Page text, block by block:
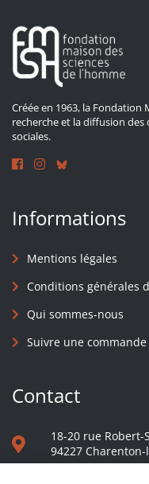
Créée en 1963, la
recherche et la diffusion des
sociales.
Informations
Mentions légales
Conditions générales
Qui sommes-nous
Suivre une commande
Contact
18-20 rue Robert-
94227 Charenton-